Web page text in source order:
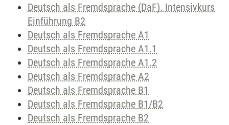
Deutsch als Fremdsprache (DaF). Intensivkurs
Einführung B2
Deutsch als Fremdsprache A1
Deutsch als Fremdsprache A1.1
Deutsch als Fremdsprache A1.2
Deutsch als Fremdsprache A2
Deutsch als Fremdsprache B1
Deutsch als Fremdsprache B1/B2
Deutsch als Fremdsprache B2